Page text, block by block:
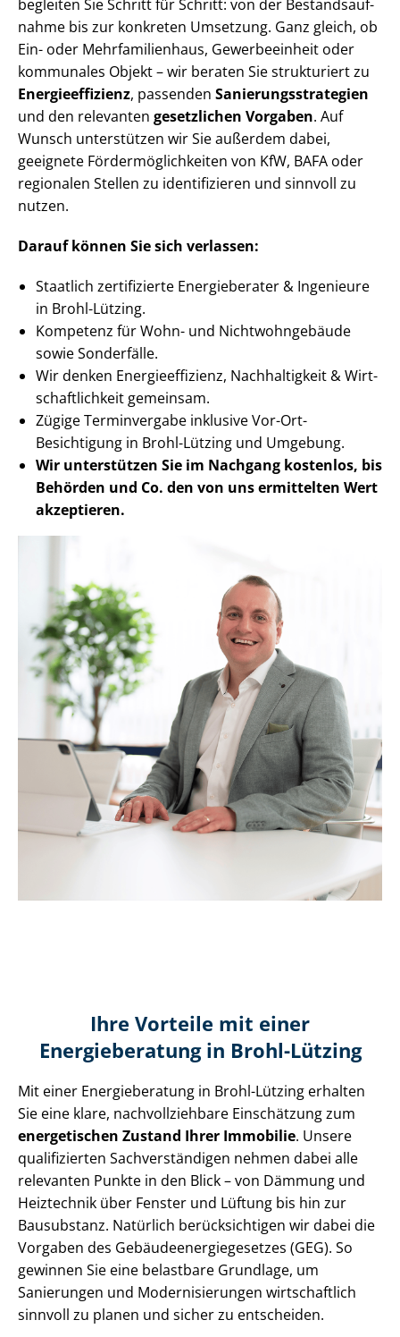
begleiten Sie Schritt für Schritt: von der Be­stands­auf­
nah­me bis zur konkreten Umsetzung. Ganz gleich, ob
Ein- oder Mehr­fa­mi­li­en­haus, Gewerbeeinheit oder
kommunales Objekt – wir beraten Sie strukturiert zu
En­er­gie­ef­fi­zi­enz, passenden Sa­nie­rungs­stra­te­gien
und den relevanten gesetzlichen Vorgaben. Auf
Wunsch unterstützen wir Sie außerdem dabei,
geeignete För­der­mög­lich­kei­ten von KfW, BAFA oder
regionalen Stellen zu identifizieren und sinnvoll zu
nutzen.
Darauf können Sie sich verlassen:
Staatlich zertifizierte Energieberater & Ingenieure
in Brohl-Lützing.
Kompetenz für Wohn- und Nicht­wohn­ge­bäu­de
sowie Sonderfälle.
Wir denken En­er­gie­ef­fi­zi­enz, Nachhaltigkeit & Wirt­
schaft­lich­keit gemeinsam.
Zügige Terminvergabe inklusive Vor-Ort-
Besichtigung in Brohl-Lützing und Umgebung.
Wir unterstützen Sie im Nachgang kostenlos, bis
Behörden und Co. den von uns ermittelten Wert
akzeptieren.
Ihre Vorteile mit einer
Energieberatung in Brohl-Lützing
Mit einer Energieberatung in Brohl-Lützing erhalten
Sie eine klare, nach­voll­zieh­ba­re Einschätzung zum
energetischen Zustand Ihrer Immobilie. Unsere
qualifizierten Sach­ver­stän­di­gen nehmen dabei alle
relevanten Punkte in den Blick – von Dämmung und
Heiztechnik über Fenster und Lüftung bis hin zur
Bausubstanz. Natürlich berücksichtigen wir dabei die
Vorgaben des Ge­bäu­de­en­er­gie­ge­set­zes (GEG). So
gewinnen Sie eine belastbare Grundlage, um
Sanierungen und Mo­der­ni­sie­run­gen wirtschaftlich
sinnvoll zu planen und sicher zu entscheiden.